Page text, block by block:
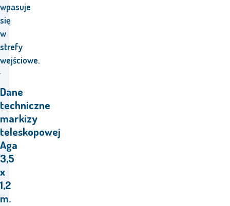
wpasuje
się
w
strefy
wejściowe.
Dane
techniczne
markizy
teleskopowej
Aga
3,5
x
1,2
m.